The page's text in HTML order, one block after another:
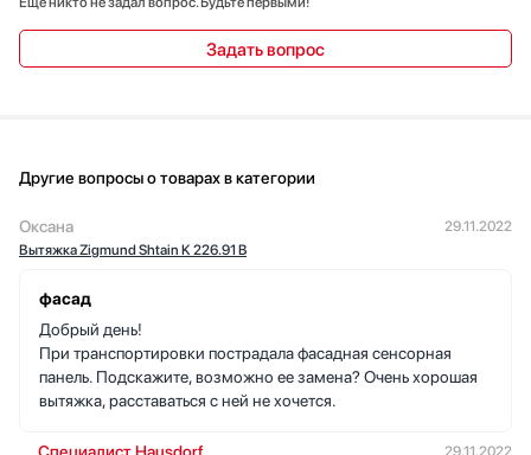
Задать вопрос
Другие вопросы о товарах в категории
Оксана
Вытяжка Zigmund Shtain K 226.91 B
29.11.2022
фасад
Добрый день!
При транспортировки пострадала фасадная сенсорная
панель. Подскажите, возможно ее замена? Очень хорошая
вытяжка, расставаться с ней не хочется.
29.11.2022